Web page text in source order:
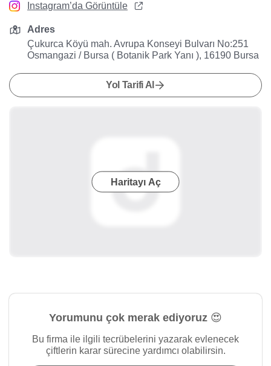
Instagram’da Görüntüle
Adres
Çukurca Köyü mah. Avrupa Konseyi Bulvarı No:251
Osmangazi / Bursa ( Botanik Park Yanı ), 16190 Bursa
Yol Tarifi Al
Haritayı Aç
Yorumunu çok merak ediyoruz 😍
Bu firma ile ilgili tecrübelerini yazarak evlenecek
çiftlerin karar sürecine yardımcı olabilirsin.